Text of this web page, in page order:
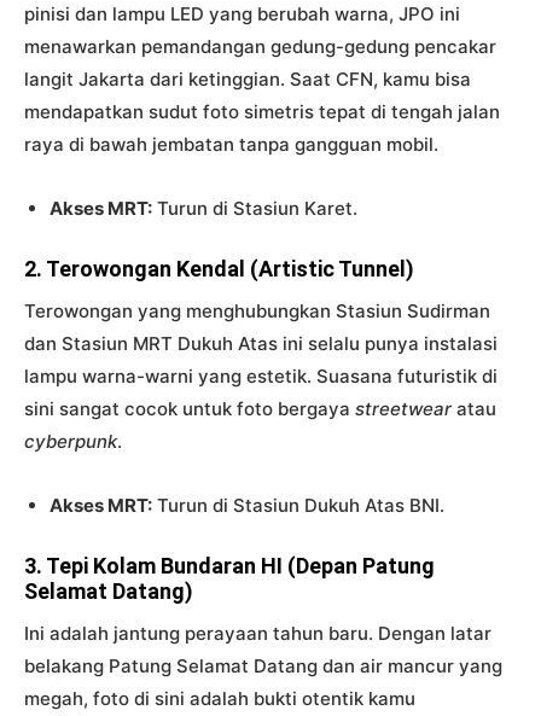
pinisi dan lampu LED yang berubah warna, JPO ini
menawarkan pemandangan gedung-gedung pencakar
langit Jakarta dari ketinggian. Saat CFN, kamu bisa
mendapatkan sudut foto simetris tepat di tengah jalan
raya di bawah jembatan tanpa gangguan mobil.
Akses MRT: Turun di Stasiun Karet.
2. Terowongan Kendal (Artistic Tunnel)
Terowongan yang menghubungkan Stasiun Sudirman
dan Stasiun MRT Dukuh Atas ini selalu punya instalasi
lampu warna-warni yang estetik. Suasana futuristik di
sini sangat cocok untuk foto bergaya streetwear atau
cyberpunk.
Akses MRT: Turun di Stasiun Dukuh Atas BNI.
3. Tepi Kolam Bundaran HI (Depan Patung
Selamat Datang)
Ini adalah jantung perayaan tahun baru. Dengan latar
belakang Patung Selamat Datang dan air mancur yang
megah, foto di sini adalah bukti otentik kamu